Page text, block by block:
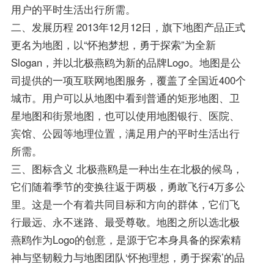
用户的平时生活出行所需。
二、发展历程 2013年12月12日，旗下地图产品正式
更名为地图，以“怀抱梦想，勇于探索”为全新
Slogan，并以北极燕鸥为新的品牌Logo。地图是公
司提供的一项互联网地图服务，覆盖了全国近400个
城市。用户可以从地图中看到普通的矩形地图、卫
星地图和街景地图，也可以使用地图银行、医院、
宾馆、公园等地理位置，满足用户的平时生活出行
所需。
三、图标含义 北极燕鸥是一种出生在北极的候鸟，
它们随着季节的变换往返于两极，勇敢飞行4万多公
里。这是一个有着共同目标和方向的群体，它们飞
行最远、永不迷路、最受尊敬。地图之所以选北极
燕鸥作为Logo的创意，是源于它本身具备的探索精
神与坚韧毅力与地图团队‘怀抱理想，勇于探索’的品